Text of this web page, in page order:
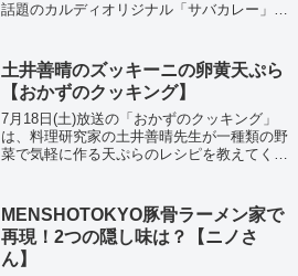
話題のカルディオリジナル「サバカレー」に
土井善晴のズッキーニの卵黄天ぷら
【おかずのクッキング】
7月18日(土)放送の「おかずのクッキング」
は、料理研究家の土井善晴先生が一種類の野
菜で気軽に作る天ぷらのレシピを教えてくれ
という一品です。
MENSHOTOKYO豚骨ラーメン家で
再現！2つの隠し味は？【ニノさ
ん】